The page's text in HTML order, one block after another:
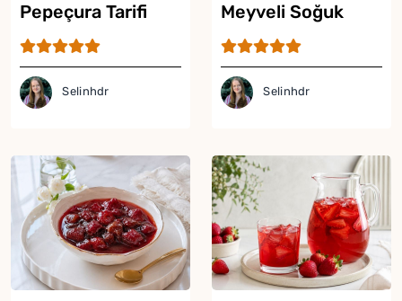
Pepeçura Tarifi
Selinhdr
Meyveli Soğuk
Cheesecake Tarifi
Selinhdr